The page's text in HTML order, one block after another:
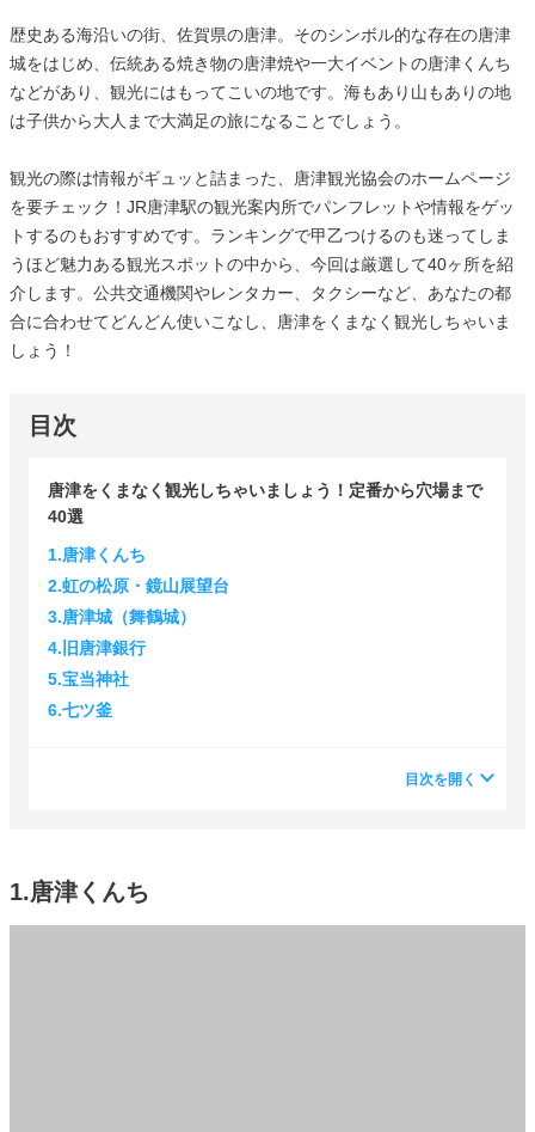
歴史ある海沿いの街、佐賀県の唐津。そのシンボル的な存在の唐津
城をはじめ、伝統ある焼き物の唐津焼や一大イベントの唐津くんち
などがあり、観光にはもってこいの地です。海もあり山もありの地
は子供から大人まで大満足の旅になることでしょう。
観光の際は情報がギュッと詰まった、唐津観光協会のホームページ
を要チェック！JR唐津駅の観光案内所でパンフレットや情報をゲッ
トするのもおすすめです。ランキングで甲乙つけるのも迷ってしま
うほど魅力ある観光スポットの中から、今回は厳選して40ヶ所を紹
介します。公共交通機関やレンタカー、タクシーなど、あなたの都
合に合わせてどんどん使いこなし、唐津をくまなく観光しちゃいま
しょう！
目次
唐津をくまなく観光しちゃいましょう！定番から穴場まで
40選
1.唐津くんち
2.虹の松原・鏡山展望台
3.唐津城（舞鶴城）
4.旧唐津銀行
5.宝当神社
6.七ツ釜
目次を開く
1.唐津くんち